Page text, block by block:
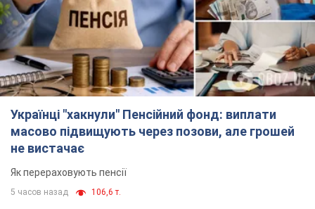
Українці "хакнули" Пенсійний фонд: виплати
масово підвищують через позови, але грошей
не вистачає
Як перераховують пенсії
5 часов назад 106,6 т.